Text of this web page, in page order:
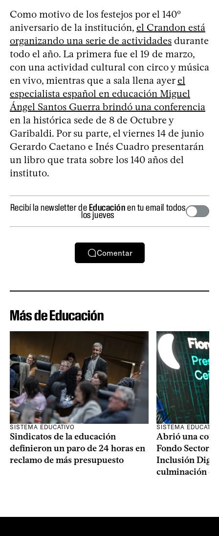
Como motivo de los festejos por el 140º
aniversario de la institución, el Crandon está
organizando una serie de actividades durante
todo el año. La primera fue el 19 de marzo,
con una actividad cultural con circo y música
en vivo, mientras que a sala llena ayerel
especialista español en educación Miguel
Ángel Santos Guerra brindó una conferencia
en la histórica sede de 8 de Octubre y
Garibaldi. Por su parte, el viernes 14 de junio
Gerardo Caetano e Inés Cuadro presentarán
un libro que trata sobre los 140 años del
instituto.
Recibí la newsletter deEducaciónen tu email todos
los jueves
Comentar
Más de Educación
SISTEMA EDUCATIVO
Sindicatos de la educación
definieron un paro de 24 horas en
reclamo de más presupuesto
SISTEMA
Abrió una
Fondo
Inclusión
culminación